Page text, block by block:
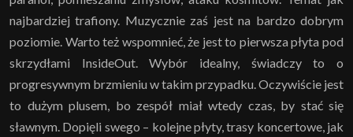
najbardziej trafiony. Muzycznie zaś jest na bardzo dobrym
poziomie. Warto też wspomnieć, że jest to pierwsza płyta pod
skrzydłami InsideOut. Wybór idealny, świadczy to o
progresywnym brzmieniu w takim przypadku. Oczywiście jest
to dużym plusem, bo zespół miał wtedy czas, by stać się
sławnym. Dopięli swego – kolejne płyty, trasy koncertowe, jak